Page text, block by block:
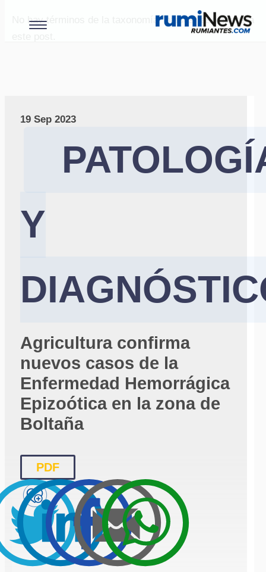
No hay términos de la taxonomía "paises" asociados a
19 Sep 2023
Y
Agricultura confirma
nuevos casos de la
Enfermedad Hemorrágica
Epizoótica en la zona de
Boltaña
PDF